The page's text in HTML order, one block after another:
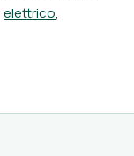
elettrico,